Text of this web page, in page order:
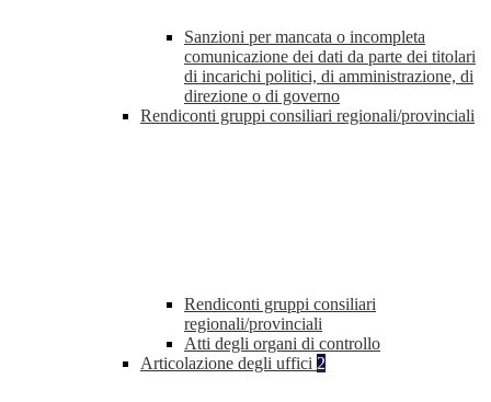
Sanzioni per mancata o incompleta
comunicazione dei dati da parte dei titolari
di incarichi politici, di amministrazione, di
direzione o di governo
Rendiconti gruppi consiliari regionali/provinciali
Rendiconti gruppi consiliari
regionali/provinciali
Atti degli organi di controllo
Articolazione degli uffici 2